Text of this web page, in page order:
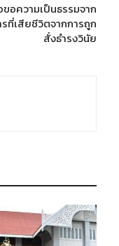
อความเป็นธรรมจาก
ที่เสียชีวิตจากการถูก
สั่งธำรงวินัย